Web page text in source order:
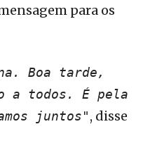
para os
Boa tarde,
a todos. É pela
juntos", disse